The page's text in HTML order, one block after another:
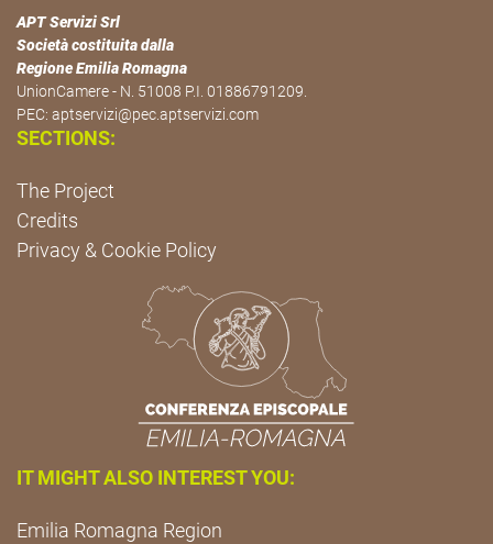
APT Servizi Srl
Società costituita dalla
Regione Emilia Romagna
UnionCamere - N. 51008 P.I. 01886791209.
PEC: aptservizi@pec.aptservizi.com
SECTIONS:
The Project
Credits
Privacy & Cookie Policy
IT MIGHT ALSO INTEREST YOU:
Emilia Romagna Region